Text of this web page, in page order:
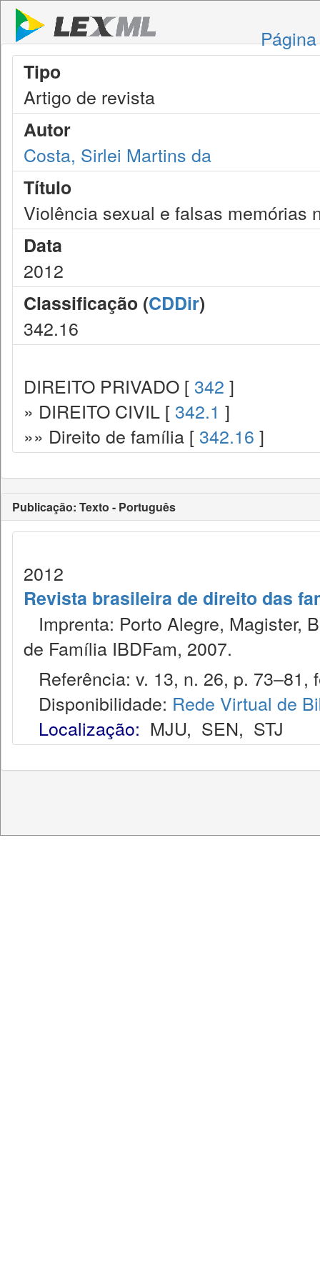
Tipo
Artigo de revista
Autor
Costa, Sirlei Martins da
Título
Violência sexual e falsas memórias
Data
2012
Classificação (CDDir)
342.16
DIREITO PRIVADO [ 342 ]
» DIREITO CIVIL [ 342.1 ]
»» Direito de família [ 342.16 ]
Publicação: Texto - Português
2012
Revista brasileira de direito das
Imprenta: Porto Alegre, Magister,
de Família IBDFam, 2007.
Referência: v. 13, n. 26, p. 73–81,
Disponibilidade: Rede Virtual de
Localização: MJU, SEN, STJ